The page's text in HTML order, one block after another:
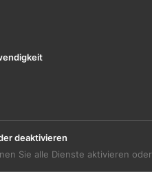
in
deaktivieren
Sie alle Dienste aktivieren